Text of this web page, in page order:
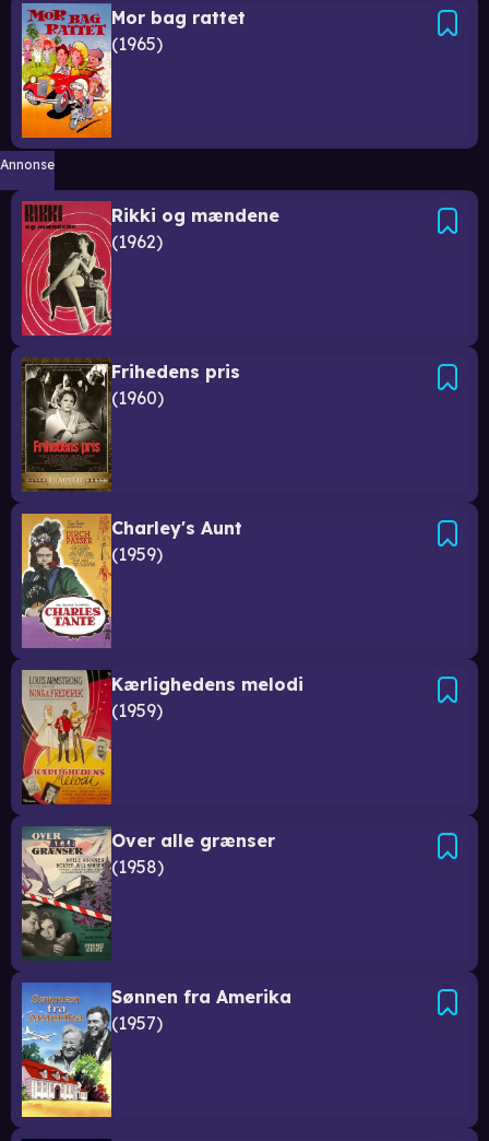
Mor bag rattet
1965
Annonse
Rikki og mændene
1962
Frihedens pris
1960
Charley's Aunt
1959
Kærlighedens melodi
1959
Over alle grænser
1958
Sønnen fra Amerika
1957